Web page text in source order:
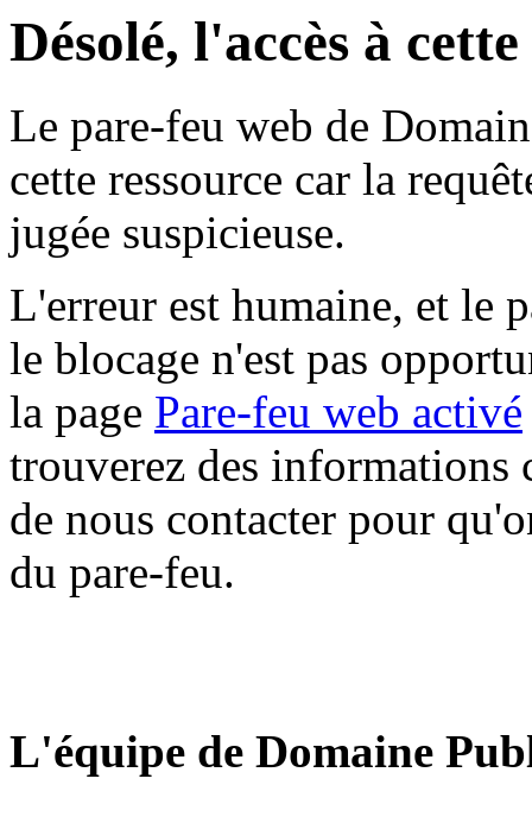
Désolé, l'accès à
Le pare-feu web de
cette ressource car la
jugée suspicieuse.
L'erreur est humaine, et le
le blocage n'est pas
la page Pare-feu web activé
trouverez des informations
de nous contacter pour
du pare-feu.
L'équipe de Domaine